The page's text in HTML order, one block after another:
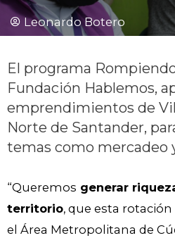
Leonardo Botero
El programa
Fundación Hablemos,
emprendimientos de
Norte de Santander,
temas como mercadeo
“Queremos generar
territorio, que esta
el Área Metropolitana de